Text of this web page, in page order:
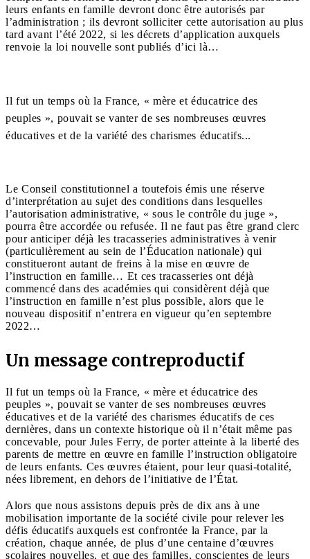
leurs enfants en famille devront donc être autorisés par
l’administration ; ils devront solliciter cette autorisation au plus
tard avant l’été 2022, si les décrets d’application auxquels
renvoie la loi nouvelle sont publiés d’ici là…
Il fut un temps où la France, « mère et éducatrice des
peuples », pouvait se vanter de ses nombreuses œuvres
éducatives et de la variété des charismes éducatifs...
Le Conseil constitutionnel a toutefois émis une réserve
d’interprétation au sujet des conditions dans lesquelles
l’autorisation administrative, « sous le contrôle du juge »,
pourra être accordée ou refusée. Il ne faut pas être grand clerc
pour anticiper déjà les tracasseries administratives à venir
(particulièrement au sein de l’Éducation nationale) qui
constitueront autant de freins à la mise en œuvre de
l’instruction en famille… Et ces tracasseries ont déjà
commencé dans des académies qui considèrent déjà que
l’instruction en famille n’est plus possible, alors que le
nouveau dispositif n’entrera en vigueur qu’en septembre
2022…
Un message contreproductif
Il fut un temps où la France, « mère et éducatrice des
peuples », pouvait se vanter de ses nombreuses œuvres
éducatives et de la variété des charismes éducatifs de ces
dernières, dans un contexte historique où il n’était même pas
concevable, pour Jules Ferry, de porter atteinte à la liberté des
parents de mettre en œuvre en famille l’instruction obligatoire
de leurs enfants. Ces œuvres étaient, pour leur quasi-totalité,
nées librement, en dehors de l’initiative de l’État.
Alors que nous assistons depuis près de dix ans à une
mobilisation importante de la société civile pour relever les
défis éducatifs auxquels est confrontée la France, par la
création, chaque année, de plus d’une centaine d’œuvres
scolaires nouvelles, et que des familles, conscientes de leurs